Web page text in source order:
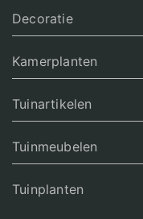
Decoratie
Kamerplanten
Tuinartikelen
Tuinmeubelen
Tuinplanten